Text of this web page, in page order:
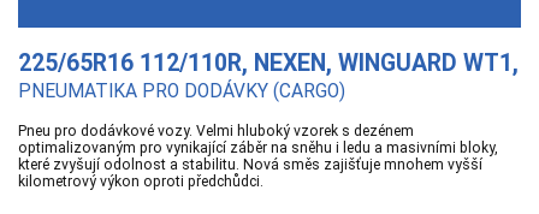
225/65R16 112/110R, NEXEN, WINGUARD WT1,
PNEUMATIKA PRO DODÁVKY (CARGO)
Pneu pro dodávkové vozy. Velmi hluboký vzorek s dezénem
optimalizovaným pro vynikající záběr na sněhu i ledu a masivními bloky,
které zvyšují odolnost a stabilitu. Nová směs zajišťuje mnohem vyšší
kilometrový výkon oproti předchůdci.